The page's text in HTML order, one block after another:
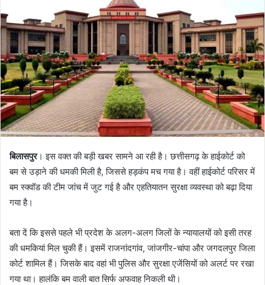
बिलासपुर। इस वक्त की बड़ी खबर सामने आ रही है। छत्तीसगढ़ के हाईकोर्ट को
बम से उड़ाने की धमकी मिली है, जिससे हड़कंप मच गया है। वहीं हाईकोर्ट परिसर में
बम स्क्वॉड की टीम जांच में जुट गई है और एहतियातन सुरक्षा व्यवस्था को बढ़ा दिया
गया है।
बता दें कि इससे पहले भी प्रदेश के अलग-अलग जिलों के न्यायालयों को इसी तरह
की धमकियां मिल चुकी हैं। इसमें राजनांदगांव, जांजगीर-चांपा और जगदलपुर जिला
कोर्ट शामिल हैं। जिसके बाद वहां भी पुलिस और सुरक्षा एजेंसियों को अलर्ट पर रखा
गया था। हालंकि बम वाली बात सिर्फ अफवाह निकली थी।